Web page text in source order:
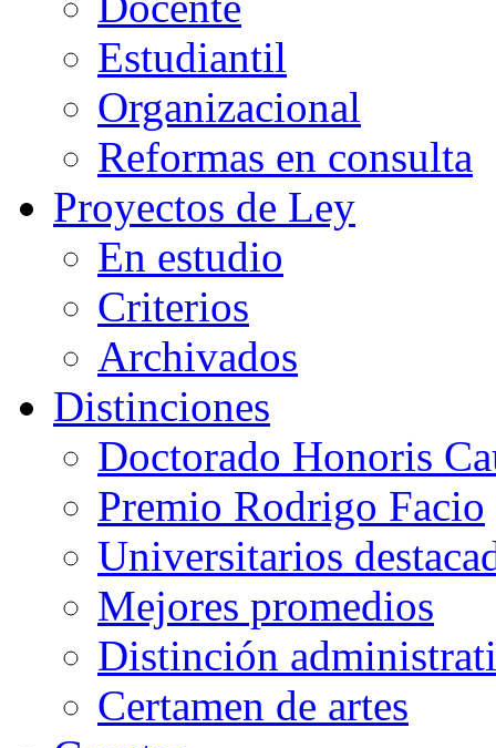
Estudiantil
Organizacional
Reformas en consulta
Proyectos de Ley
En estudio
Criterios
Archivados
Distinciones
Doctorado Honoris
Premio Rodrigo Facio
Universitarios
Mejores promedios
Distinción
Certamen de artes